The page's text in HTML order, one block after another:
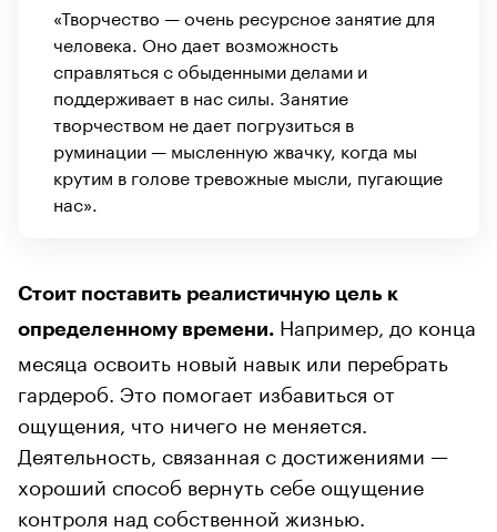
«Творчество — очень ресурсное занятие для
человека. Оно дает возможность
справляться с обыденными делами и
поддерживает в нас силы. Занятие
творчеством не дает погрузиться в
руминации — мысленную жвачку, когда мы
крутим в голове тревожные мысли, пугающие
нас».
Стоит поставить реалистичную цель к
определенному времени. Например, до конца
месяца освоить новый навык или перебрать
гардероб. Это помогает избавиться от
ощущения, что ничего не меняется.
Деятельность, связанная с достижениями —
хороший способ вернуть себе ощущение
контроля над собственной жизнью.